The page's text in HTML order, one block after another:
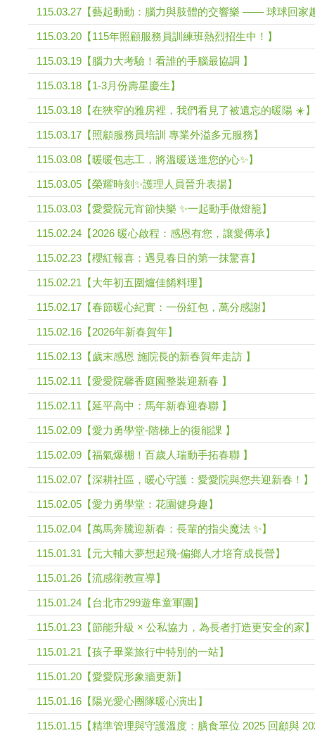
115.03.27【藝起動動：腦力與肢體的交響樂 —— 球球回家
115.03.20【115年照顧服務員訓練班熱烈招生中！】
115.03.19【腦力大考驗！看誰的手腦最協調 】
115.03.18【1-3月份壽星慶生】
115.03.18【在狹窄的雅房裡，我們看見了被遺忘的暖陽 ☀️】
115.03.17【照顧服務員培訓 專業外溢多元服務】
115.03.08【暖暖包志工，將溫暖送進您的心✨】
115.03.05【榮耀時刻✨護理人員晉升表揚】
115.03.03【愛愛院元宵節快樂 ✨一起動手做燈籠】
115.02.24【2026 暖心啟程：感恩有您，讓愛傳承】
115.02.23【櫻紅報喜：遇見春日的第一抹驚喜】
115.02.21【大年初五圍爐佳餚料理】
115.02.17【春節暖心紀實：一份紅包，萬分感謝】
115.02.16【2026年新春賀年】
115.02.13【歲末感恩 施院長的新春賀年走訪 】
115.02.11【愛愛院馨香庭園整裝迎新春 】
115.02.11【延平高中：馬年新春迎春聯 】
115.02.09【愛力勇學堂-階梯上的復能課 】
115.02.09【福氣爆棚！百歲人瑞動手拓春聯 】
115.02.07【深耕社區，暖心守護：愛愛院與您共迎新春！】
115.02.05【愛力勇學堂：花園健身趣】
115.02.04【萬馬奔騰迎新春：長輩的指尖魔法 ✨】
115.01.31【元大輔大夢想起飛-偏鄉人才培育成長營】
115.01.26【流感衛教宣導】
115.01.24【台北市299遊隼童軍團】
115.01.23【節能升級 × 公私協力，為長者打造更安全的家】
115.01.21【孩子畢業旅行中特別的一站】
115.01.20【愛愛院形象牆更新】
115.01.16【陽光愛心團隊暖心演出】
115.01.15【精準管理與守護溫度：膳食單位 2025 回顧與